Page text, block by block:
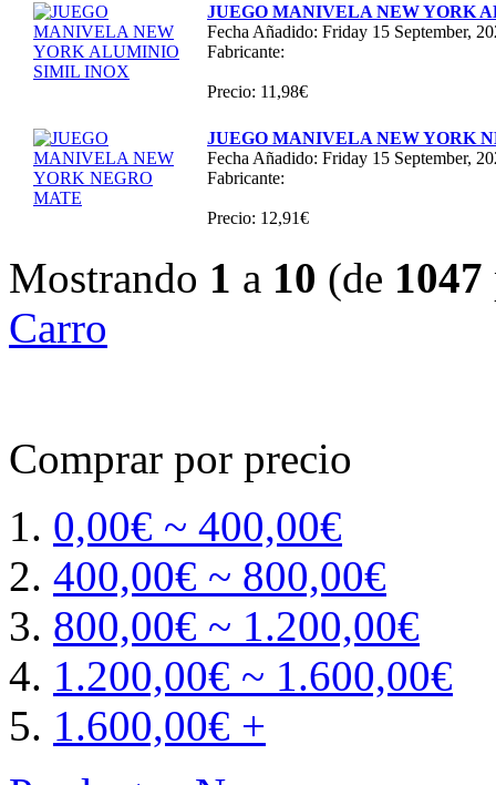
JUEGO MANIVELA NEW YORK
Fecha Añadido: Friday 15 September,
Fabricante:
Precio: 11,98€
JUEGO MANIVELA NEW YORK
Fecha Añadido: Friday 15 September,
Fabricante:
Precio: 12,91€
Mostrando 1 a 10 (de 1047
Carro
Comprar por precio
0,00€ ~ 400,00€
400,00€ ~ 800,00€
800,00€ ~ 1.200,00€
1.200,00€ ~ 1.600,00€
1.600,00€ +